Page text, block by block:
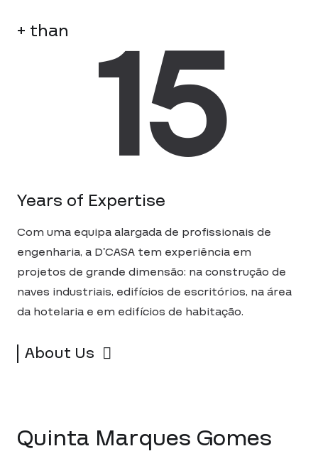
+ than 15
Years of Expertise
Com uma equipa alargada de profissionais de
engenharia, a D’CASA tem experiência em
projetos de grande dimensão: na construção de
naves industriais, edifícios de escritórios, na área
da hotelaria e em edifícios de habitação.
About Us
Quinta Marques Gomes